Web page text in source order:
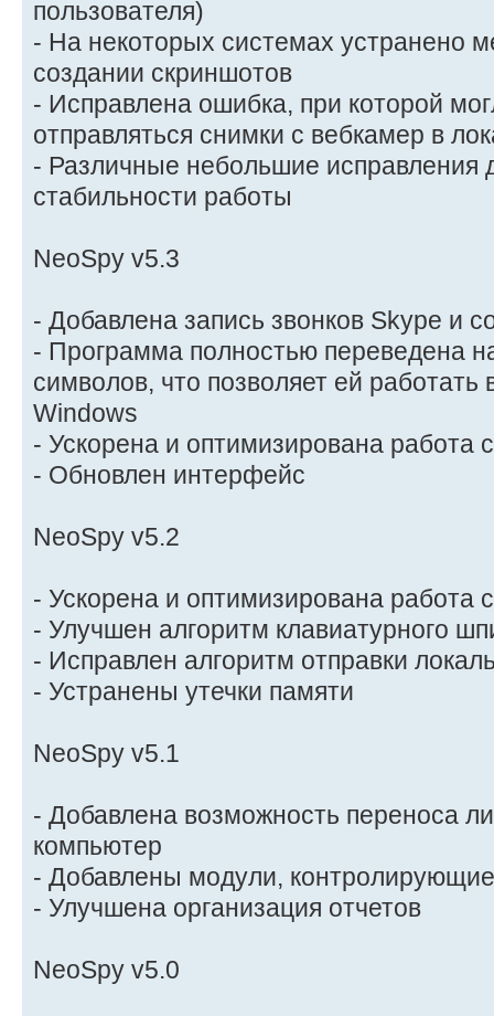
пользователя)
- На некоторых системах устранено
создании скриншотов
- Исправлена ошибка, при которой
отправляться снимки с вебкамер в
- Различные небольшие исправления
стабильности работы
NeoSpy v5.3
- Добавлена запись звонков Skype и
- Программа полностью переведена
символов, что позволяет ей
Windows
- Ускорена и оптимизирована работа
- Обновлен интерфейс
NeoSpy v5.2
- Ускорена и оптимизирована работа
- Улучшен алгоритм клавиатурного
- Исправлен алгоритм отправки
- Устранены утечки памяти
NeoSpy v5.1
- Добавлена возможность переноса
компьютер
- Добавлены модули,
- Улучшена организация отчетов
NeoSpy v5.0